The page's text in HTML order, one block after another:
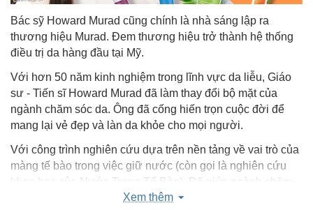
Bác sỹ Howard Murad cũng chính là nhà sáng lập ra
thương hiệu Murad. Đem thương hiệu trở thành hệ thống
điều trị da hàng đầu tại Mỹ.
Với hơn 50 năm kinh nghiệm trong lĩnh vực da liễu, Giáo
sư - Tiến sĩ Howard Murad đã làm thay đổi bộ mặt của
ngành chăm sóc da. Ông đã cống hiến trọn cuộc đời để
mang lại vẻ đẹp và làn da khỏe cho mọi người.
Với công trình nghiên cứu dựa trên nền tảng về vai trò của
màng tế bào trong việc giữ nước (còn gọi là nghiên cứu
khoa học của Nước Trong Tế Bào). Đã giúp ngành chăm
sóc da chuyển sang một trang lịch sử mới. Đồng thời đưa
Xem thêm